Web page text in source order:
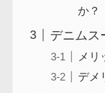
か？
デニムス
メリ
デメ